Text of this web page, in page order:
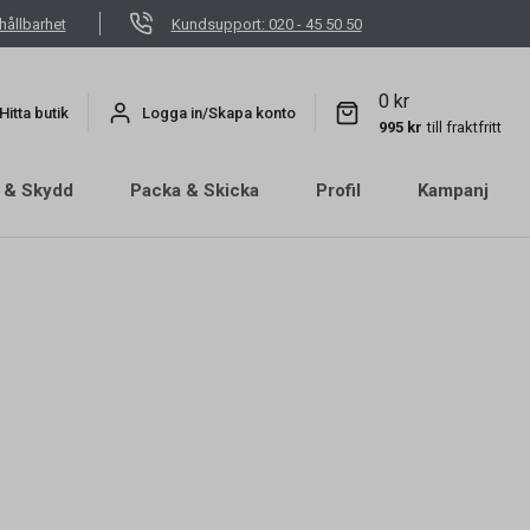
Kundsupport: 020 - 45 50 50
Hitta butik Logga in/Skapa konto
0 kr
995 kr till fraktfritt
Skydd Packa & Skicka Profil Kampanj